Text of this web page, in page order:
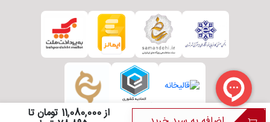
از 11,080,000 تومان تا